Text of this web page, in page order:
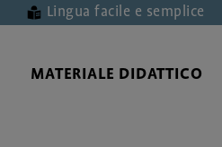
Lingua facile e semplice
MATERIALE DIDATTICO